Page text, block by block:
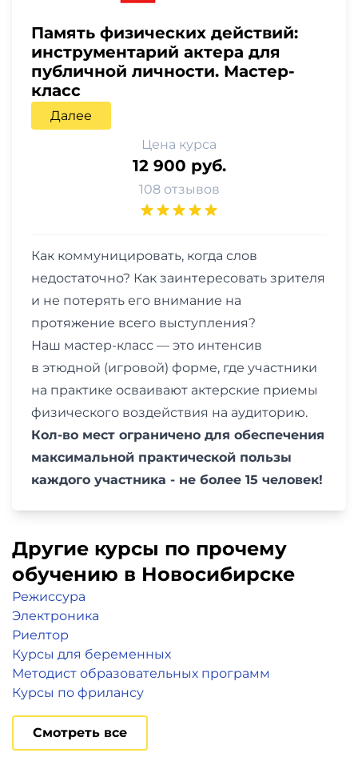
Память физических действий:
инструментарий актера для
публичной личности. Мастер-
класс
Далее
Цена курса
12 900 руб.
108 отзывов
Как коммуницировать, когда слов
недостаточно? Как заинтересовать зрителя
и не потерять его внимание на
протяжение всего выступления?
Наш мастер-класс — это интенсив
в этюдной (игровой) форме, где участники
на практике осваивают актерские приемы
физического воздействия на аудиторию.
Кол-во мест ограничено для обеспечения
максимальной практической пользы
каждого участника - не более 15 человек!
Другие курсы по прочему
обучению в Новосибирске
Режиссура
Электроника
Риелтор
Курсы для беременных
Методист образовательных программ
Курсы по фрилансу
Смотреть все